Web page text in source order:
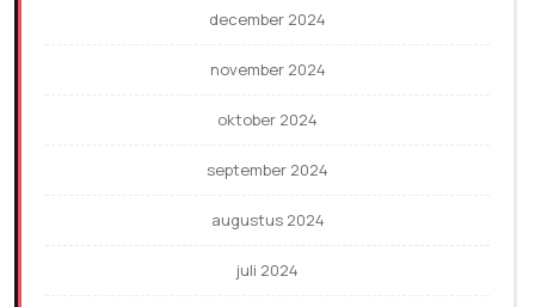
december 2024
november 2024
oktober 2024
september 2024
augustus 2024
juli 2024